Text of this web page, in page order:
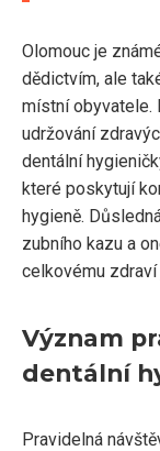
Olomouc je
dědictvím, ale
místní obyvatele.
udržování
dentální
které poskytují
hygieně.
zubního kazu a
celkovému zdraví
Význam
dentální
Pravidelná